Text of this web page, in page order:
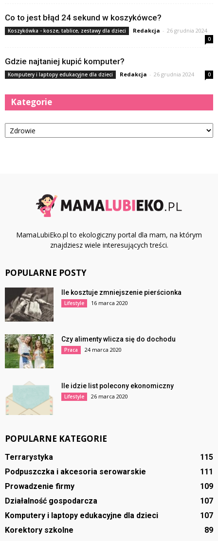
Co to jest błąd 24 sekund w koszykówce?
Koszykówka - kosze, tablice, zestawy dla dzieci Redakcja - 26 grudnia 2024
0
Gdzie najtaniej kupić komputer?
Komputery i laptopy edukacyjne dla dzieci Redakcja - 26 grudnia 2024 0
Kategorie
Kategorie
MamaLubiEko.pl to ekologiczny portal dla mam, na którym
znajdziesz wiele interesujących treści.
POPULARNE POSTY
Ile kosztuje zmniejszenie pierścionka
Lifestyle 16 marca 2020
Czy alimenty wlicza się do dochodu
Praca 24 marca 2020
Ile idzie list polecony ekonomiczny
Lifestyle 26 marca 2020
POPULARNE KATEGORIE
Terrarystyka
115
Podpuszczka i akcesoria serowarskie
111
Prowadzenie firmy
109
Działalność gospodarcza
107
Komputery i laptopy edukacyjne dla dzieci
107
Korektory szkolne
89